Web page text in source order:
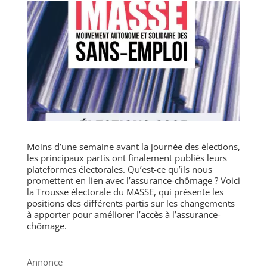
Moins d’une semaine avant la journée des élections,
les principaux partis ont finalement publiés leurs
plateformes électorales. Qu’est-ce qu’ils nous
promettent en lien avec l’assurance-chômage ? Voici
la Trousse électorale du MASSE, qui présente les
positions des différents partis sur les changements
à apporter pour améliorer l’accès à l’assurance-
chômage.
Annonce